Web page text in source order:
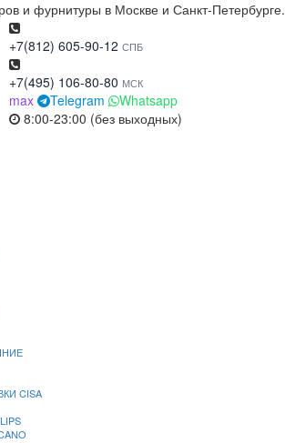
и фурнитуры в Москве и Санкт-Петербурге.
+7(812) 605-90-12 СПБ
+7(495) 106-80-80 МСК
max Telegram
Whatsapp
8:00-23:00 (без выходных)
CISA